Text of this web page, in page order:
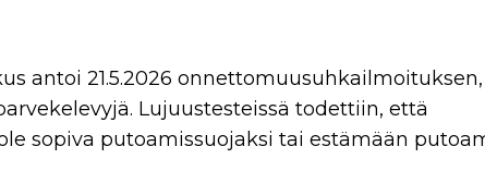
antoi 21.5.2026
Lujuustesteissä todettiin, että
sopiva putoamissuojaksi tai estämään